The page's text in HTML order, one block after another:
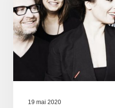
19 mai 2020